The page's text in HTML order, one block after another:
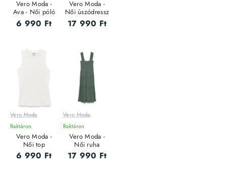
Vero Moda -
Ava - Női póló
6 990 Ft
Vero Moda -
Női úszódressz
17 990 Ft
Vero Moda
Raktáron
Vero Moda -
Női top
6 990 Ft
Vero Moda
Raktáron
Vero Moda -
Női ruha
17 990 Ft